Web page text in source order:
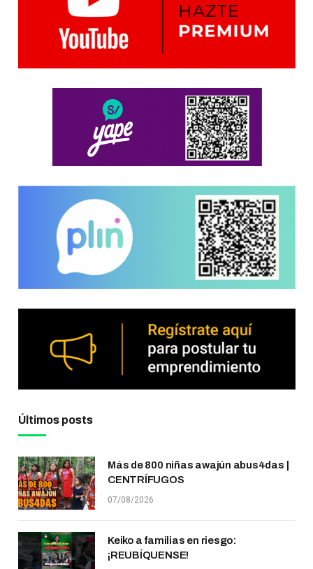
Últimos posts
Más de 800 niñas awajún abus4das |
CENTRÍFUGOS
07/08/2026
Keiko a familias en riesgo:
¡REUBÍQUENSE!